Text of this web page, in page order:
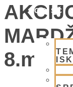
OBIŠČI